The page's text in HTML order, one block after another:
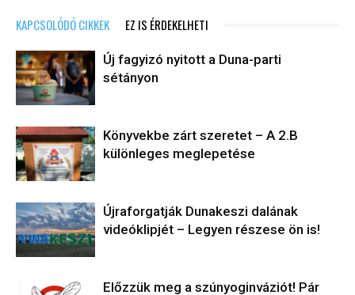
KAPCSOLÓDÓ CIKKEK EZ IS ÉRDEKELHETI
Új fagyizó nyitott a Duna-parti
sétányon
Könyvekbe zárt szeretet – A 2.B
különleges meglepetése
Újraforgatják Dunakeszi dalának
videóklipjét – Legyen részese ön is!
Előzzük meg a szúnyoginváziót! Pár